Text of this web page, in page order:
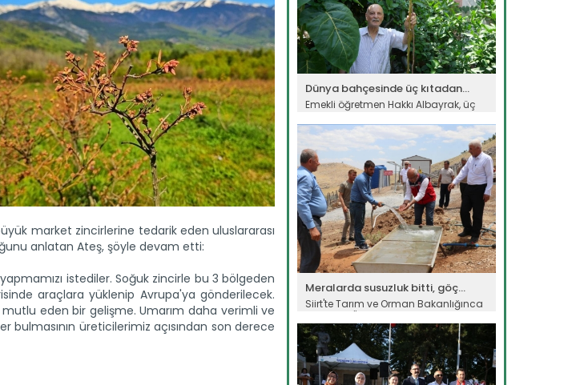
market zincirlerine tedarik eden uluslararası
anlatan Ateş, şöyle devam etti:
istediler. Soğuk zincirle bu 3 bölgeden
araçlara yüklenip Avrupa'ya gönderilecek.
mutlu eden bir gelişme. Umarım daha verimli ve
üreticilerimiz açısından son derece
Dünya bahçesinde üç kıtadan...
Emekli öğretmen Hakkı Albayrak, üç
Devamını Oku ->
Meralarda susuzluk bitti, göç...
Siirt'te Tarım ve Orman Bakanlığınca
yürütülen "Mera Islah ve...
Devamını Oku ->